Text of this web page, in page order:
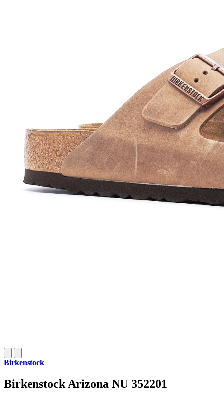
Birkenstock
Birkenstock Arizona NU 352201